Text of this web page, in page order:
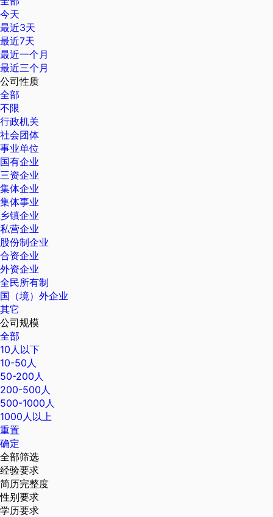
今天
最近3天
最近7天
最近一个月
最近三个月
公司性质
全部
不限
行政机关
社会团体
事业单位
国有企业
三资企业
集体企业
集体事业
乡镇企业
私营企业
股份制企业
合资企业
外资企业
全民所有制
国（境）外企业
其它
公司规模
全部
10人以下
10-50人
50-200人
200-500人
500-1000人
1000人以上
重置
确定
全部筛选
经验要求
简历完整度
性别要求
学历要求